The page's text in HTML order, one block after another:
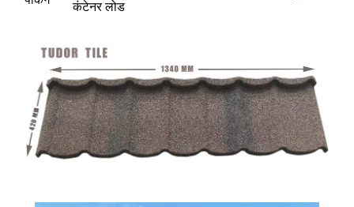
कंटेनर लोड